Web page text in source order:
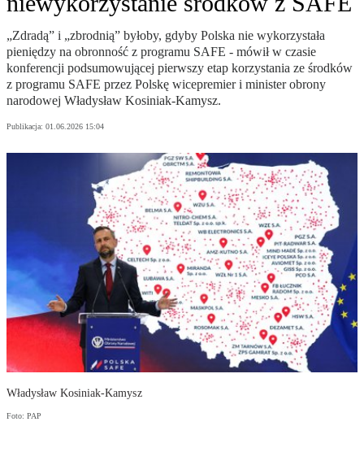
„Zdradą” i „zbrodnią” byłoby, gdyby Polska nie wykorzystała
pieniędzy na obronność z programu SAFE - mówił w czasie
konferencji podsumowującej pierwszy etap korzystania ze środków
z programu SAFE przez Polskę wicepremier i minister obrony
narodowej Władysław Kosiniak-Kamysz.
Publikacja: 01.06.2026 15:04
Władysław Kosiniak-Kamysz
Foto: PAP